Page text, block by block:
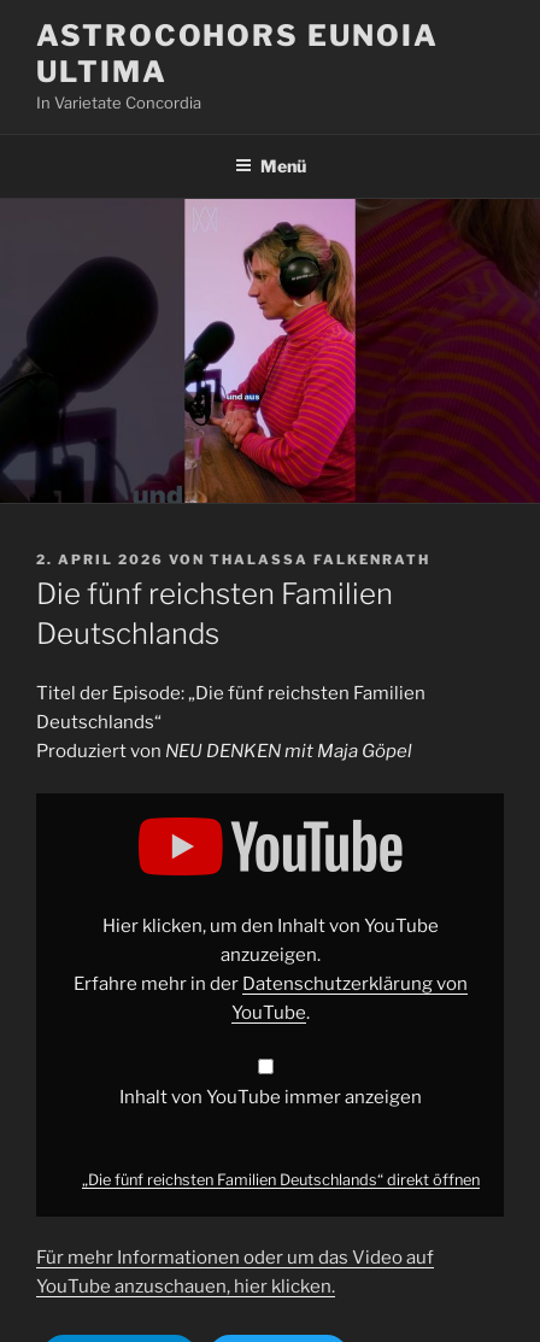
Inhalt
springen
ASTROCOHORS EUNOIA
ULTIMA
In Varietate Concordia
Menü
VERÖFFENTLICHT
AM
2. APRIL 2026 VON THALASSA FALKENRATH
Die fünf reichsten Familien
Deutschlands
Titel der Episode: „Die fünf reichsten Familien
Deutschlands“
Produziert von NEU DENKEN mit Maja Göpel
„Die
Deutschlands“
anzeigenHier klicken, um den Inhalt von YouTube
anzuzeigen.
Erfahre mehr in der Datenschutzerklärung von
YouTube.
Inhalt von YouTube immer anzeigen
„Die fünf reichsten Familien Deutschlands“ direkt öffnen
Für mehr Informationen oder um das Video auf
YouTube anzuschauen, hier klicken.